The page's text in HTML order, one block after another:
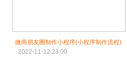
微商朋友圈制作小程序(小程序制作流程)
2022-11-12 23:00